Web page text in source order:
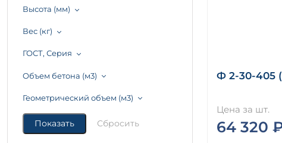
Высота (мм)
Вес (кг)
ГОСТ, Серия
Объем бетона (м3)
Геометрический объем (м3)
Ф 2-30-405
Цена за шт.
64 320